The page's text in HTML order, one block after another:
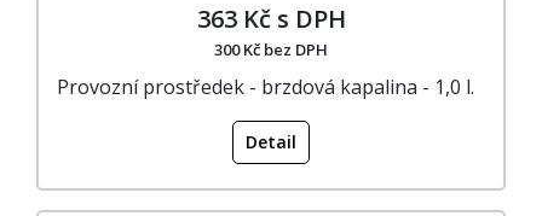
363 Kč s DPH
300 Kč bez DPH
Provozní prostředek - brzdová kapalina - 1,0 l.
Detail